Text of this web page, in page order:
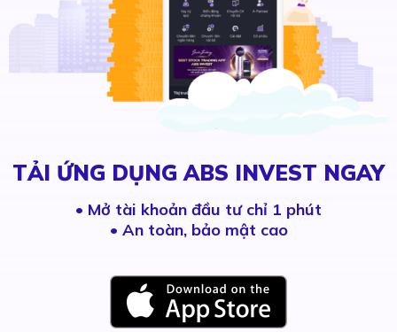
TẢI ỨNG DỤNG ABS INVEST NGAY
• Mở tài khoản đầu tư chỉ 1 phút
• An toàn, bảo mật cao